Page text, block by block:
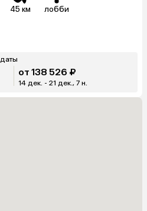
45 км лобби
от 138 526 ₽
14 дек. - 21 дек., 7 н.